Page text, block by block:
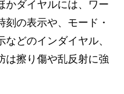
かダイヤルには、ワー
の表示や、モード・
どのインダイヤル、
は擦り傷や乱反射に強